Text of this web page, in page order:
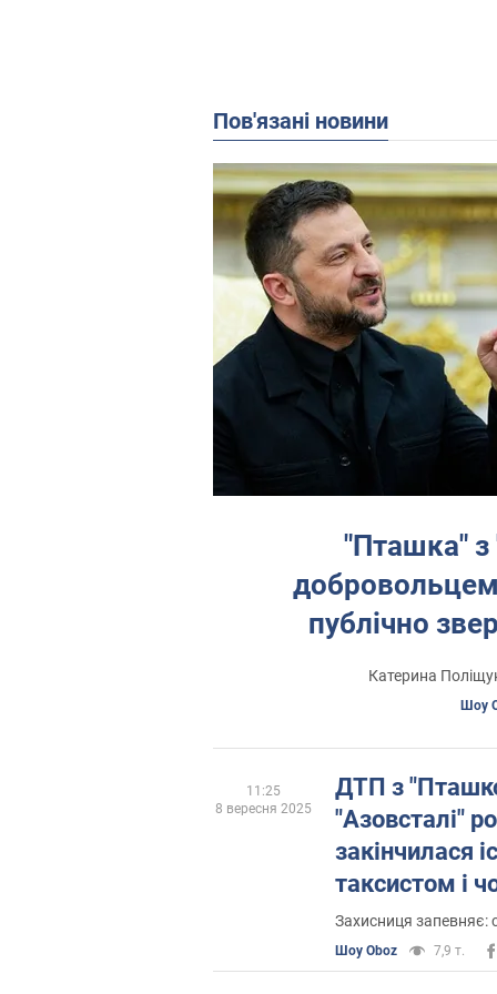
Пов'язані новини
"Пташка" з
публічно
Катерина
Шоу
ДТП з
"Азовсталі"
закінчилася
таксистом і
відмовилася
Захисниця запевняє:
Шоу Oboz 7,9 т.
11:25
8 вересня 2025